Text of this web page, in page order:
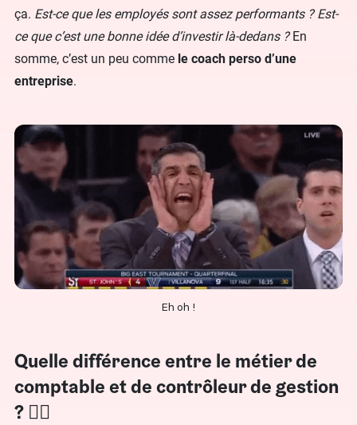
ça. Est-ce que les employés sont assez performants ? Est-
ce que c’est une bonne idée d’investir là-dedans ?En
somme, c’est un peu comme le coach perso d’une
entreprise.
Eh oh !
Quelle différence entre le métier de
comptable et de contrôleur de gestion
? 🤷‍♀️